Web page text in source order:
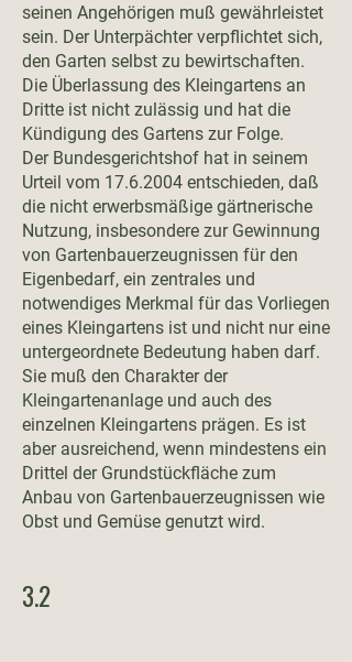
seinen Angehörigen muß gewährleistet
sein. Der Unterpächter verpflichtet sich,
den Garten selbst zu bewirtschaften.
Die Überlassung des Kleingartens an
Dritte ist nicht zulässig und hat die
Kündigung des Gartens zur Folge.
Der Bundesgerichtshof hat in seinem
Urteil vom 17.6.2004 entschieden, daß
die nicht erwerbsmäßige gärtnerische
Nutzung, insbesondere zur Gewinnung
von Gartenbauerzeugnissen für den
Eigenbedarf, ein zentrales und
notwendiges Merkmal für das Vorliegen
eines Kleingartens ist und nicht nur eine
untergeordnete Bedeutung haben darf.
Sie muß den Charakter der
Kleingartenanlage und auch des
einzelnen Kleingartens prägen. Es ist
aber ausreichend, wenn mindestens ein
Drittel der Grundstückfläche zum
Anbau von Gartenbauerzeugnissen wie
Obst und Gemüse genutzt wird.
3.2